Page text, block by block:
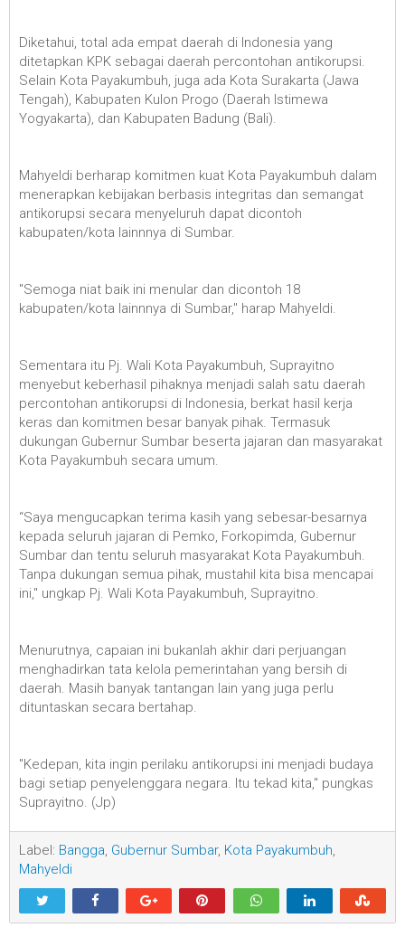
Diketahui, total ada empat daerah di Indonesia yang
ditetapkan KPK sebagai daerah percontohan antikorupsi.
Selain Kota Payakumbuh, juga ada Kota Surakarta (Jawa
Tengah), Kabupaten Kulon Progo (Daerah Istimewa
Yogyakarta), dan Kabupaten Badung (Bali).
Mahyeldi berharap komitmen kuat Kota Payakumbuh dalam
menerapkan kebijakan berbasis integritas dan semangat
antikorupsi secara menyeluruh dapat dicontoh
kabupaten/kota lainnnya di Sumbar.
"Semoga niat baik ini menular dan dicontoh 18
kabupaten/kota lainnnya di Sumbar," harap Mahyeldi.
Sementara itu Pj. Wali Kota Payakumbuh, Suprayitno
menyebut keberhasil pihaknya menjadi salah satu daerah
percontohan antikorupsi di Indonesia, berkat hasil kerja
keras dan komitmen besar banyak pihak. Termasuk
dukungan Gubernur Sumbar beserta jajaran dan masyarakat
Kota Payakumbuh secara umum.
“Saya mengucapkan terima kasih yang sebesar-besarnya
kepada seluruh jajaran di Pemko, Forkopimda, Gubernur
Sumbar dan tentu seluruh masyarakat Kota Payakumbuh.
Tanpa dukungan semua pihak, mustahil kita bisa mencapai
ini," ungkap Pj. Wali Kota Payakumbuh, Suprayitno.
Menurutnya, capaian ini bukanlah akhir dari perjuangan
menghadirkan tata kelola pemerintahan yang bersih di
daerah. Masih banyak tantangan lain yang juga perlu
dituntaskan secara bertahap.
"Kedepan, kita ingin perilaku antikorupsi ini menjadi budaya
bagi setiap penyelenggara negara. Itu tekad kita," pungkas
Suprayitno. (Jp)
Label: Bangga, Gubernur Sumbar, Kota Payakumbuh,
Mahyeldi